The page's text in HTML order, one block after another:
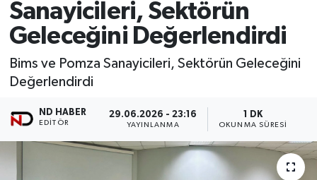
Sanayicileri, Sektörün
Geleceğini Değerlendirdi
Bims ve Pomza Sanayicileri, Sektörün Geleceğini
Değerlendirdi
ND HABER
EDITÖR
29.06.2026 - 23:16
YAYINLANMA
1 DK
OKUNMA SÜRESI